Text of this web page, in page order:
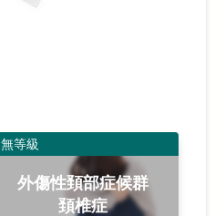
無等級
外傷性頚部症候群
頚椎症